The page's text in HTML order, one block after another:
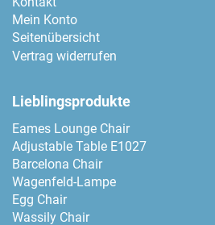
Mein Konto
Seitenübersicht
Vertrag widerrufen
Lieblingsprodukte
Eames Lounge Chair
Adjustable Table E1027
Barcelona Chair
Wagenfeld-Lampe
Egg Chair
Wassily Chair